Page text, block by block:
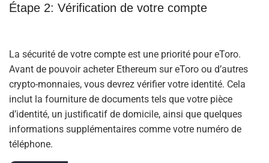
Étape 2: Vérification de votre compte
La sécurité de votre compte est une priorité pour eToro.
Avant de pouvoir acheter Ethereum sur eToro ou d’autres
crypto-monnaies, vous devrez vérifier votre identité. Cela
inclut la fourniture de documents tels que votre pièce
d’identité, un justificatif de domicile, ainsi que quelques
informations supplémentaires comme votre numéro de
téléphone.